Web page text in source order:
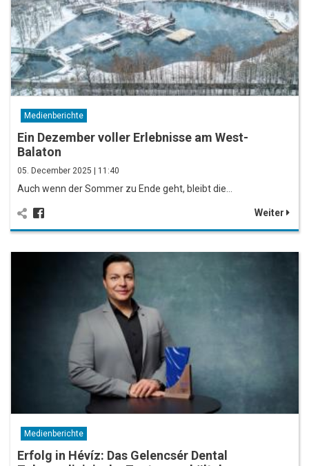
Medienberichte
Ein Dezember voller Erlebnisse am West-
Balaton
05. December 2025 | 11:40
Auch wenn der Sommer zu Ende geht, bleibt die…
Weiter
Medienberichte
Erfolg in Hévíz: Das Gelencsér Dental